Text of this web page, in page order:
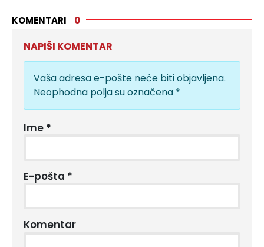
KOMENTARI 0
NAPIŠI KOMENTAR
Vaša adresa e-pošte neće biti objavljena.
Neophodna polja su označena *
Ime *
E-pošta *
Komentar